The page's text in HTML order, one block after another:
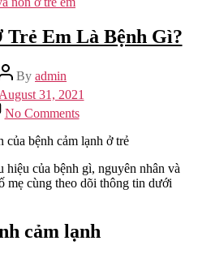
Trẻ Em Là Bệnh Gì?
PostBy admin
August 31, 2021
No Commentson
Sốt
Cao
Và
Nôn
Ở
Là
Bệnh
hiệu của bệnh gì, nguyên nhân và
mẹ cùng theo dõi thông tin dưới
cảm lạnh